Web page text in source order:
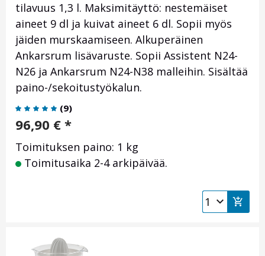
tilavuus 1,3 l. Maksimitäyttö: nestemäiset
aineet 9 dl ja kuivat aineet 6 dl. Sopii myös
jäiden murskaamiseen. Alkuperäinen
Ankarsrum lisävaruste. Sopii Assistent N24-
N26 ja Ankarsrum N24-N38 malleihin. Sisältää
paino-/sekoitustyökalun.
(9)
96,90 € *
Toimituksen paino: 1 kg
Toimitusaika 2-4 arkipäivää.